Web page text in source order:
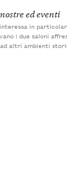
ed eventi
in
i due saloni
altri ambienti